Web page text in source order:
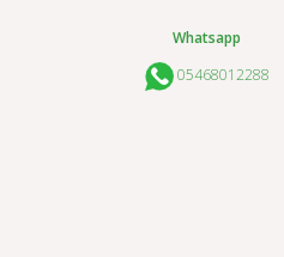
Whatsapp
05468012288